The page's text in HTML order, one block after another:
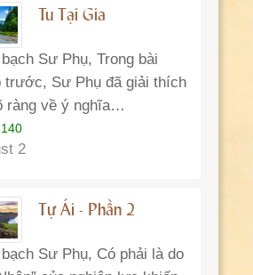
Tu Tại Gia
Sư Phụ, Trong bài
trước, Sư Phụ đã giải thích
ràng về ý nghĩa…
2
Tự Ái - Phần 2
Sư Phụ, Có phải là do